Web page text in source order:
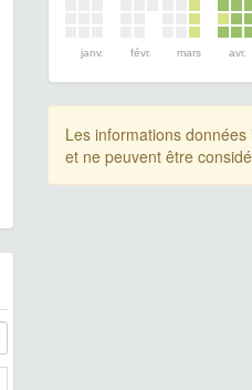
janv. févr. mars avr.
Les informations
et ne peuvent être